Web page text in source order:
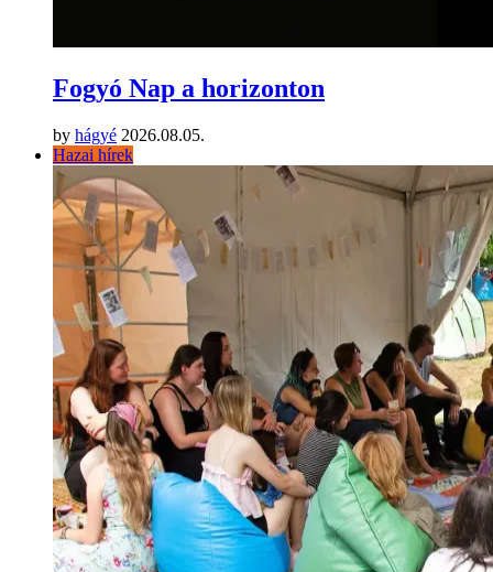
Fogyó Nap a horizonton
by hágyé 2026.08.05.
Hazai hírek